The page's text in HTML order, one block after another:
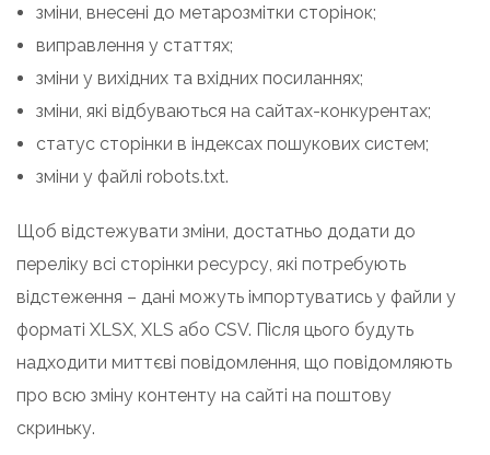
зміни, внесені до метарозмітки сторінок;
виправлення у статтях;
зміни у вихідних та вхідних посиланнях;
зміни, які відбуваються на сайтах-конкурентах;
статус сторінки в індексах пошукових систем;
зміни у файлі robots.txt.
Щоб відстежувати зміни, достатньо додати до
переліку всі сторінки ресурсу, які потребують
відстеження – дані можуть імпортуватись у файли у
форматі XLSX, XLS або CSV. Після цього будуть
надходити миттєві повідомлення, що повідомляють
про всю зміну контенту на сайті на поштову
скриньку.